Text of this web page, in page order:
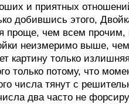
и приятных
добившись этого,
проще, чем всем
неизмеримо выше,
картину только
только потому, что
числа тянут с
два часто не